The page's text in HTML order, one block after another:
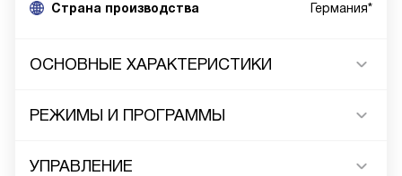
Страна производства Германия*
ОСНОВНЫЕ ХАРАКТЕРИСТИКИ
РЕЖИМЫ И ПРОГРАММЫ
УПРАВЛЕНИЕ